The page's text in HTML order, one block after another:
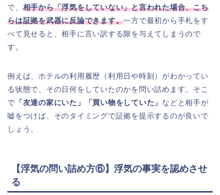
で、 相手から「浮気をしていない」と言われた場合、こち
らは証拠を武器に反論できます。一方で最初から手札をす
べて見せると、相手に言い訳する隙を与えてしまうので
す。
例えば、ホテルの利用履歴（利用日や時刻）がわかってい
る状態で、その日何をしていたのかを問い詰めます。そこ
で 「友達の家にいた」「買い物をしていた」 などと相手が
嘘をつけば、そのタイミングで証拠を提示するのが良いで
しょう。
【浮気の問い詰め方⑥】浮気の事実を認めさせ
る